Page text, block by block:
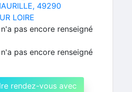
49290
LOIRE
pas encore renseigné
pas encore renseigné
rendez-vous avec